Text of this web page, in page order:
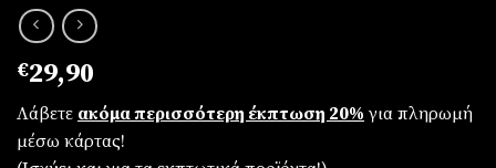
€29,90
Λάβετε ακόμα περισσότερη έκπτωση 20% για πληρωμή
μέσω κάρτας!